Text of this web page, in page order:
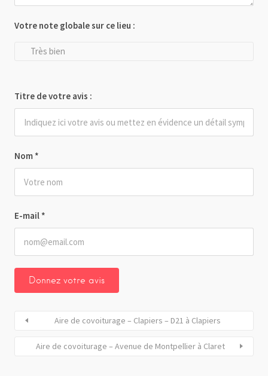
Nom *
E-mail *
Votre note globale sur ce lieu :
Très bien
Titre de votre avis :
Aire de covoiturage – Clapiers – D21 à Clapiers
Aire de covoiturage – Avenue de Montpellier à Claret